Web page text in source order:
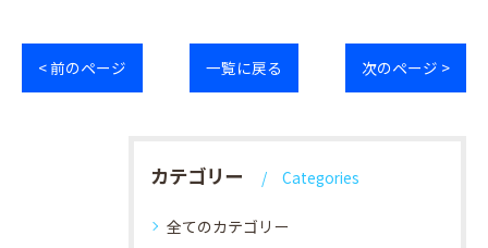
< 前のページ 一覧に戻る 次のページ >
カテゴリー Categories
全てのカテゴリー